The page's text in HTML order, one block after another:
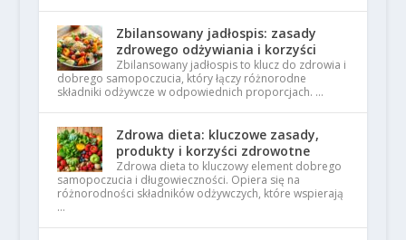
Zbilansowany jadłospis: zasady
zdrowego odżywiania i korzyści
Zbilansowany jadłospis to klucz do zdrowia i
dobrego samopoczucia, który łączy różnorodne
składniki odżywcze w odpowiednich proporcjach. …
Zdrowa dieta: kluczowe zasady,
produkty i korzyści zdrowotne
Zdrowa dieta to kluczowy element dobrego
samopoczucia i długowieczności. Opiera się na
różnorodności składników odżywczych, które wspierają
…